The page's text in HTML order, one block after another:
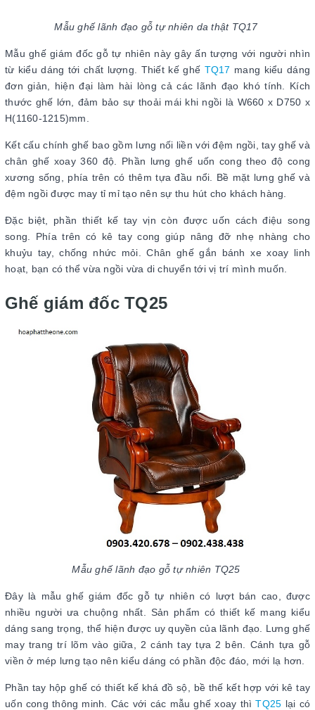
Mẫu ghế lãnh đạo gỗ tự nhiên da thật TQ17
Mẫu ghế giám đốc gỗ tự nhiên này gây ấn tượng với người nhìn
từ kiểu dáng tới chất lượng. Thiết kế ghế TQ17 mang kiểu dáng
đơn giản, hiện đại làm hài lòng cả các lãnh đạo khó tính. Kích
thước ghế lớn, đảm bảo sự thoải mái khi ngồi là W660 x D750 x
H(1160-1215)mm.
Kết cấu chính ghế bao gồm lưng nối liền với đệm ngồi, tay ghế và
chân ghế xoay 360 độ. Phần lưng ghế uốn cong theo độ cong
xương sống, phía trên có thêm tựa đầu nổi. Bề mặt lưng ghế và
đệm ngồi được may tỉ mỉ tạo nên sự thu hút cho khách hàng.
Đặc biệt, phần thiết kế tay vịn còn được uốn cách điệu song
song. Phía trên có kê tay cong giúp nâng đỡ nhẹ nhàng cho
khuỷu tay, chống nhức mỏi. Chân ghế gắn bánh xe xoay linh
hoạt, bạn có thể vừa ngồi vừa di chuyển tới vị trí mình muốn.
Ghế giám đốc TQ25
Mẫu ghế lãnh đạo gỗ tự nhiên TQ25
Đây là mẫu ghế giám đốc gỗ tự nhiên có lượt bán cao, được
nhiều người ưa chuộng nhất. Sản phẩm có thiết kế mang kiểu
dáng sang trọng, thể hiện được uy quyền của lãnh đạo. Lưng ghế
may trang trí lõm vào giữa, 2 cánh tay tựa 2 bên. Cánh tựa gỗ
viền ở mép lưng tạo nên kiểu dáng có phần độc đáo, mới lạ hơn.
Phần tay hộp ghế có thiết kế khá đồ sộ, bề thế kết hợp với kê tay
uốn cong thông minh. Các với các mẫu ghế xoay thìTQ25 lại có